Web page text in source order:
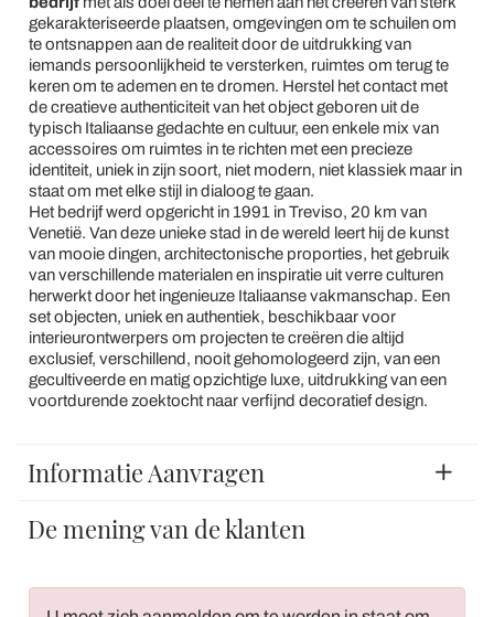
gekarakteriseerde plaatsen, omgevingen om te schuilen om
te ontsnappen aan de realiteit door de uitdrukking van
iemands persoonlijkheid te versterken, ruimtes om terug te
keren om te ademen en te dromen. Herstel het contact met
de creatieve authenticiteit van het object geboren uit de
typisch Italiaanse gedachte en cultuur, een enkele mix van
accessoires om ruimtes in te richten met een precieze
identiteit, uniek in zijn soort, niet modern, niet klassiek maar in
staat om met elke stijl in dialoog te gaan.
Het bedrijf werd opgericht in 1991 in Treviso, 20 km van
Venetië. Van deze unieke stad in de wereld leert hij de kunst
van mooie dingen, architectonische proporties, het gebruik
van verschillende materialen en inspiratie uit verre culturen
herwerkt door het ingenieuze Italiaanse vakmanschap. Een
set objecten, uniek en authentiek, beschikbaar voor
interieurontwerpers om projecten te creëren die altijd
exclusief, verschillend, nooit gehomologeerd zijn, van een
gecultiveerde en matig opzichtige luxe, uitdrukking van een
voortdurende zoektocht naar verfijnd decoratief design.
Informatie Aanvragen
De mening van de klanten